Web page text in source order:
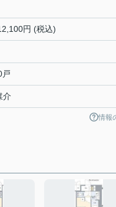
円 (税込)
戸
介
情報